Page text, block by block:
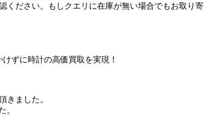
ださい。もしクエリに在庫が無い場合でもお取り
ずに時計の高価買取を実現！
きました。
。